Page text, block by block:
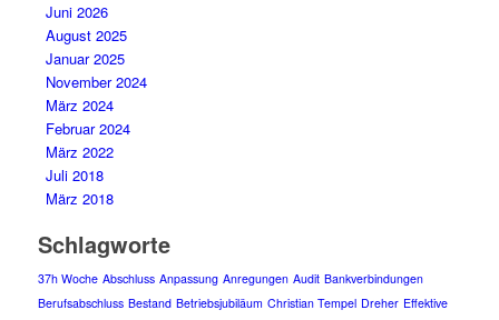
Juni 2026
August 2025
Januar 2025
November 2024
März 2024
Februar 2024
März 2022
Juli 2018
März 2018
Schlagworte
37h Woche Abschluss Anpassung Anregungen Audit Bankverbindungen
Berufsabschluss Bestand Betriebsjubiläum Christian Tempel Dreher Effektive